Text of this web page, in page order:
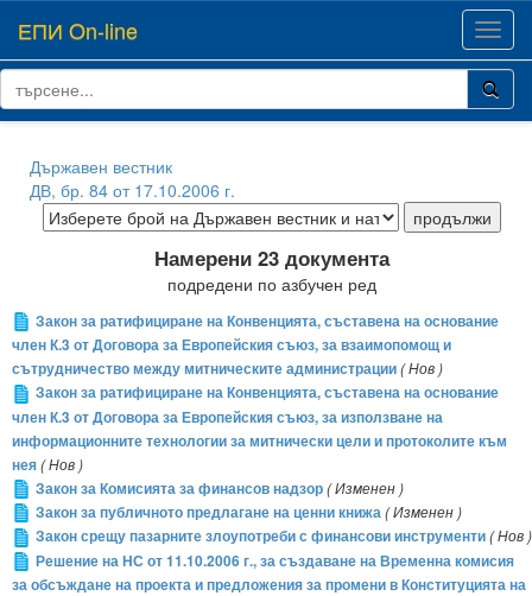
ЕПИ On-line
Държавен вестник
ДВ, бр. 84 от 17.10.2006 г.
Намерени 23 документа
подредени по азбучен ред
Закон за ратифициране на Конвенцията, съставена на основание
член К.3 от Договора за Европейския съюз, за взаимопомощ и
сътрудничество между митническите администрации( Нов )
Закон за ратифициране на Конвенцията, съставена на основание
член К.3 от Договора за Европейския съюз, за използване на
информационните технологии за митнически цели и протоколите към
нея( Нов )
Закон за Комисията за финансов надзор( Изменен )
Закон за публичното предлагане на ценни книжа( Изменен )
Закон срещу пазарните злоупотреби с финансови инструменти( Нов )
Решение на НС от 11.10.2006 г., за създаване на Временна комисия
за обсъждане на проекта и предложения за промени в Конституцията на